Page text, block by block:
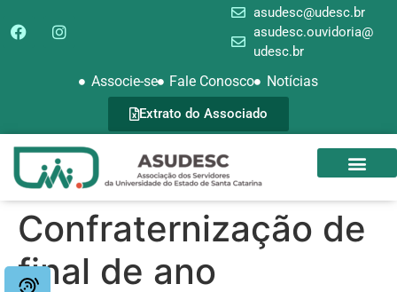
asudesc@udesc.br
asudesc.ouvidoria@
udesc.br
Associe-se Fale Conosco Notícias
Extrato do Associado
Confraternização de
final de ano